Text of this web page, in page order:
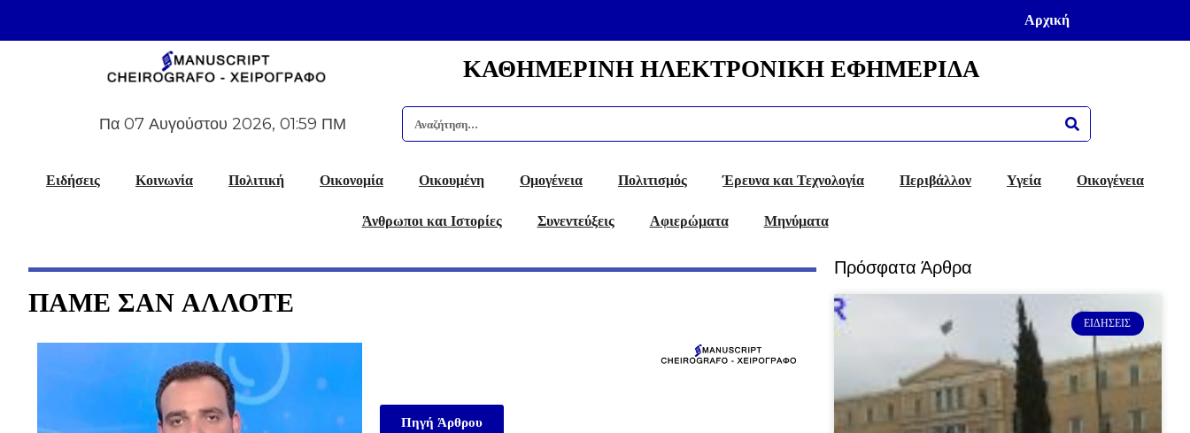
Αρχική
ΚΑΘΗΜΕΡΙΝΗ ΗΛΕΚΤΡΟΝΙΚΗ ΕΦΗΜΕΡΙΔΑ
Πα 07 Αυγούστου 2026, 01:59 ΠΜ
Ειδήσεις Κοινωνία Πολιτική Οικονομία Οικουμένη Ομογένεια Πολιτισμός Έρευνα και Τεχνολογία Περιβάλλον Υγεία Οικογένεια
Άνθρωποι και Ιστορίες Συνεντεύξεις Αφιερώματα Μηνύματα
ΠΑΜΕ ΣΑΝ ΑΛΛΟΤΕ
Πηγή Άρθρου
Πρόσφατα Άρθρα
ΕΙΔΉΣΕΙΣ